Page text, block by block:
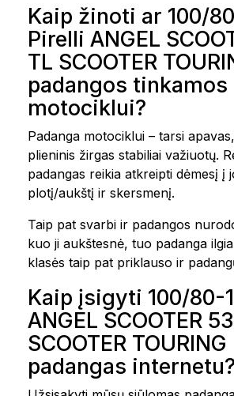
Kaip žinoti ar 100/
Pirelli ANGEL
TL SCOOTER
padangos tinkamos
motociklui?
Padanga motociklui – tarsi
plieninis žirgas stabiliai važiuotų.
padangas reikia atkreipti dėmesį į
plotį/aukštį ir skersmenį.
Taip pat svarbi ir padangos
kuo ji aukštesnė, tuo padanga
klasės taip pat priklauso ir
Kaip įsigyti 100/80-
ANGEL SCOOTER
SCOOTER TOURING
padangas internetu?